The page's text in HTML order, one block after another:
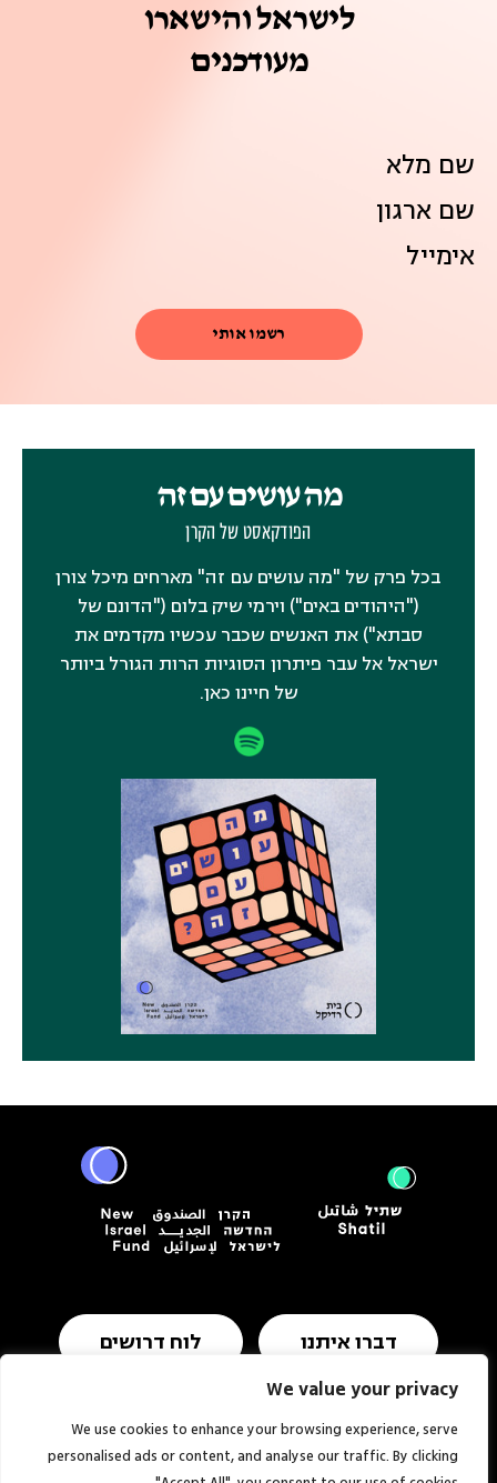
We value your privacy
We use cookies to enhance your browsing experience, serve
personalised ads or content, and analyse our traffic. By clicking
לישראל והישארו
מעודכנים
מה עושים עם זה
הפודקאסט של הקרן
בכל פרק של "מה עושים עם זה" מארחים מיכל צורן
("היהודים באים") וירמי שיק בלום ("הדונם של
סבתא") את האנשים שכבר עכשיו מקדמים את
ישראל אל עבר פיתרון הסוגיות הרות הגורל ביותר
של חיינו כאן.
דברו איתנו לוח דרושים
תנאי שימוש ומדיניות פרטיות הצהרת נגישות